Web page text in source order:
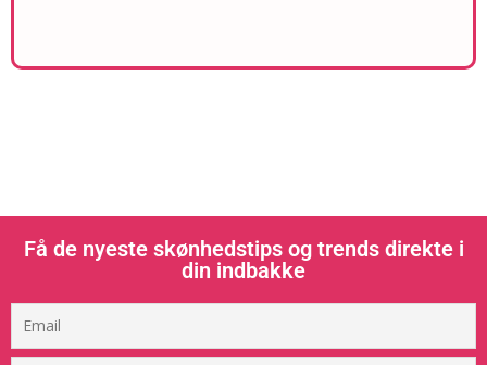
Få de nyeste skønhedstips og trends direkte i
din indbakke